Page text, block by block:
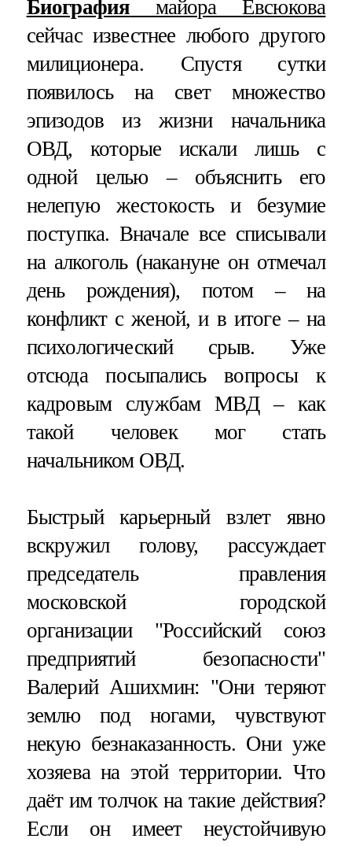
Биография майора Евсюкова
сейчас известнее любого другого
милиционера. Спустя сутки
появилось на свет множество
эпизодов из жизни начальника
ОВД, которые искали лишь с
одной целью – объяснить его
нелепую жестокость и безумие
поступка. Вначале все списывали
на алкоголь (накануне он отмечал
день рождения), потом – на
конфликт с женой, и в итоге – на
психологический срыв. Уже
отсюда посыпались вопросы к
кадровым службам МВД – как
такой человек мог стать
начальником ОВД.
Быстрый карьерный взлет явно
вскружил голову, рассуждает
председатель правления
московской городской
организации "Российский союз
предприятий безопасности"
Валерий Ашихмин: "Они теряют
землю под ногами, чувствуют
некую безнаказанность. Они уже
хозяева на этой территории. Что
даёт им толчок на такие действия?
Если он имеет неустойчивую